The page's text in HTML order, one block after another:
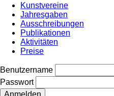
Kunstvereine
Jahresgaben
Ausschreibungen
Publikationen
Aktivitäten
Preise
Benutzername
Passwort